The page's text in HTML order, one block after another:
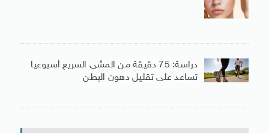
دراسة: 75 دقيقة من المشى السريع أسبوعيا
تساعد على تقليل دهون البطن